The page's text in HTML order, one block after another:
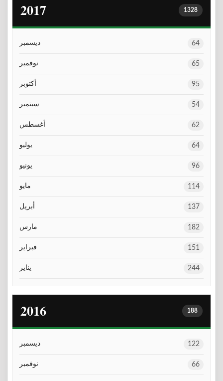
2017 1328
ديسمبر 64
نوفمبر 65
أكتوبر 95
سبتمبر 54
أغسطس 62
يوليو 64
يونيو 96
مايو 114
أبريل 137
مارس 182
فبراير 151
يناير 244
2016 188
ديسمبر 122
نوفمبر 66